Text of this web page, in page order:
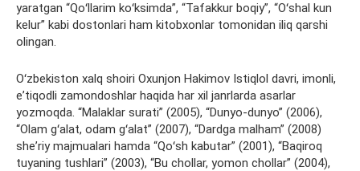
yaratgan “Qoʻllarim koʻksimda”, “Tafakkur boqiy”, “Oʻshal kun
kelur” kabi dostonlari ham kitobxonlar tomonidan iliq qarshi
olingan.
Oʻzbekiston xalq shoiri Oxunjon Hakimov Istiqlol davri, imonli,
eʼtiqodli zamondoshlar haqida har xil janrlarda asarlar
yozmoqda. “Malaklar surati” (2005), “Dunyo-dunyo” (2006),
“Olam gʻalat, odam gʻalat” (2007), “Dardga malham” (2008)
sheʼriy majmualari hamda “Qoʻsh kabutar” (2001), “Baqiroq
tuyaning tushlari” (2003), “Bu chollar, yomon chollar” (2004),